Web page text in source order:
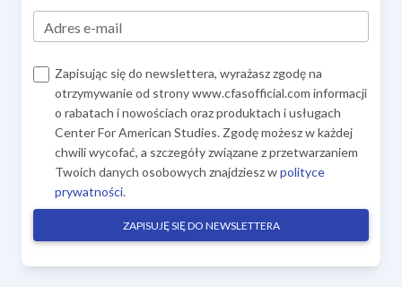
Adres e-mail
Zapisując się do newslettera, wyrażasz zgodę na
otrzymywanie od strony www.cfasofficial.com informacji
o rabatach i nowościach oraz produktach i usługach
Center For American Studies. Zgodę możesz w każdej
chwili wycofać, a szczegóły związane z przetwarzaniem
Twoich danych osobowych znajdziesz wpolityce
prywatności.
ZAPISUJĘ SIĘ DO NEWSLETTERA